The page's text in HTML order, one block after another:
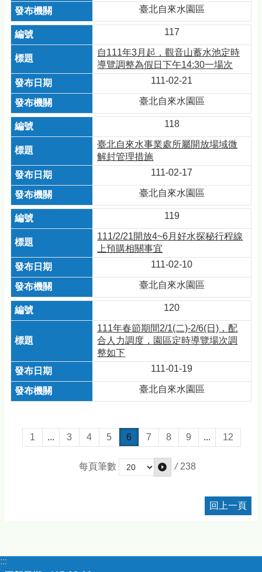
臺北自來水園區
117
自111年3月起，觀音山蓄水池定時
導覽調整為假日下午14:30一場次
111-02-21
臺北自來水園區
118
臺北自來水事業處所屬開放場域微
解封管理措施
111-02-17
臺北自來水園區
119
111/2/21開放4~6月好水探秘行程線
上預購相關事宜
111-02-10
臺北自來水園區
120
111年春節期間2/1(二)-2/6(日)，配
合人力調度，園區定時導覽場次調
整如下
111-01-19
臺北自來水園區
1 ... 3 4 5 6 7 8 9 ... 12
每頁筆數 / 238
回上一頁
:::